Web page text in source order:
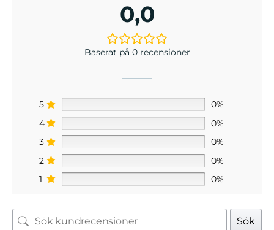
0,0
Baserat på 0 recensioner
5
0%
4
0%
3
0%
2
0%
1
0%
Sök